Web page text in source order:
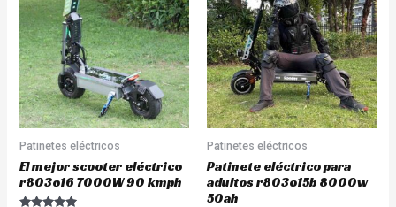
Patinetes eléctricos
El mejor scooter eléctrico
r803o16 7000W 90 kmph
Patinetes eléctricos
Patinete eléctrico para
adultos r803o15b 8000w
50ah